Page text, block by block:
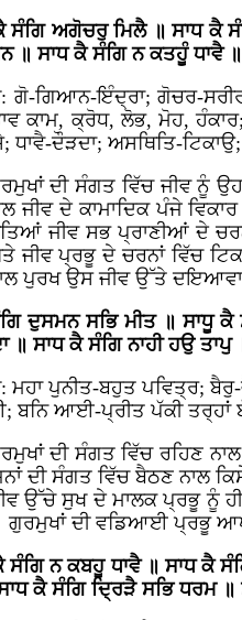
ਸੰਗਿ ਅਗੋਚਰੁ ਮਿਲੈ ॥ ਸਾਧ ਕੈ
॥ ਸਾਧ ਕੈ ਸੰਗਿ ਨ ਕਤਹੂੰ ਧਾਵੈ
ਗੋ-ਗਿਆਨ-ਇੰਦ੍ਰਾ; ਗੋਚਰ-
ਕਾਮ, ਕ੍ਰੋਧ, ਲੋਭ, ਮੋਹ,
ਧਾਵੈ-ਦੌੜਦਾ; ਅਸਥਿਤਿ-
ਦੀ ਸੰਗਤ ਵਿੱਚ ਜੀਵ ਨੂੰ
ਜੀਵ ਦੇ ਕਾਮਾਦਿਕ ਪੰਜੇ
ਜੀਵ ਸਭ ਪ੍ਰਾਣੀਆਂ ਦੇ
ਜੀਵ ਪ੍ਰਭੂ ਦੇ ਚਰਨਾਂ ਵਿੱਚ
ਪੁਰਖ ਉਸ ਜੀਵ ਉੱਤੇ
ਦੁਸਮਨ ਸਭਿ ਮੀਤ ॥ ਸਾਧੂ ਕੈ
॥ ਸਾਧ ਕੈ ਸੰਗਿ ਨਾਹੀ ਹਉ
ਪੁਨੀਤ-ਬਹੁਤ ਪਵਿਤ੍ਰ;
ਆਈ-ਪ੍ਰੀਤ ਪੱਕੀ ਤਰ੍ਹਾਂ
ਦੀ ਸੰਗਤ ਵਿੱਚ ਰਹਿਣ
ਦੀ ਸੰਗਤ ਵਿੱਚ ਬੈਠਣ ਨਾਲ
ਉੱਚੇ ਸੁਖ ਦੇ ਮਾਲਕ ਪ੍ਰਭੂ ਨੂੰ
ਗੁਰਮੁਖਾਂ ਦੀ ਵਡਿਆਈ ਪ੍ਰਭੂ
ਸੰਗਿ ਨ ਕਬਹੂ ਧਾਵੈ ॥ ਸਾਧ ਕੈ
ਕੈ ਸੰਗਿ ਦ੍ਰਿੜੈ ਸਭਿ ਧਰਮ ॥